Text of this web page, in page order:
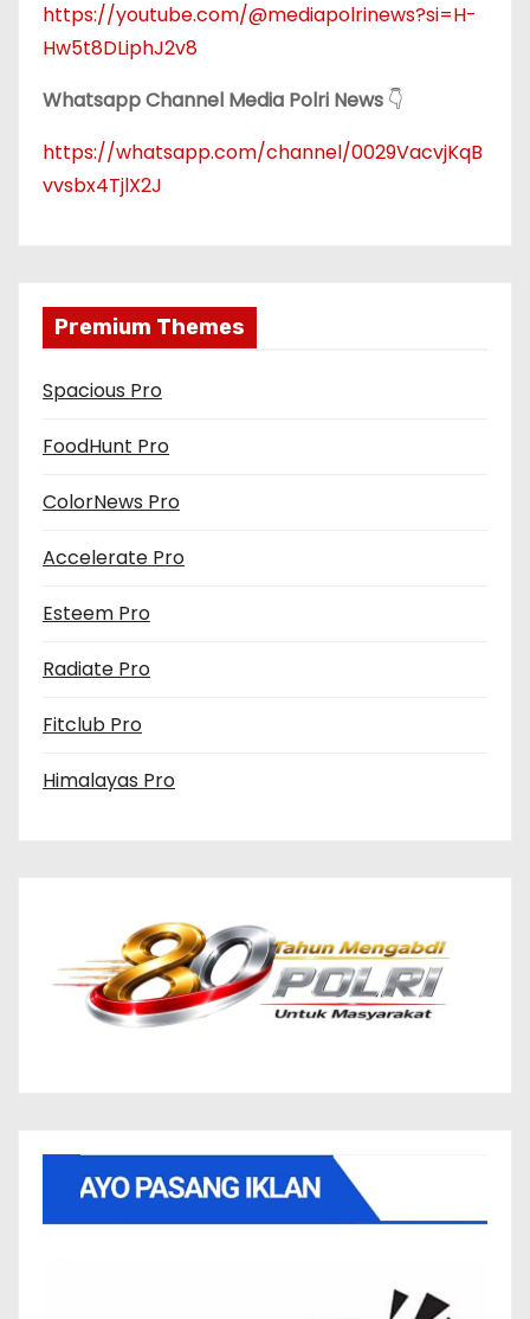
https://youtube.com/@mediapolrinews?si=H-
Hw5t8DLiphJ2v8
Whatsapp Channel Media Polri News 👇
https://whatsapp.com/channel/0029VacvjKqB
vvsbx4TjlX2J
Premium Themes
Spacious Pro
FoodHunt Pro
ColorNews Pro
Accelerate Pro
Esteem Pro
Radiate Pro
Fitclub Pro
Himalayas Pro